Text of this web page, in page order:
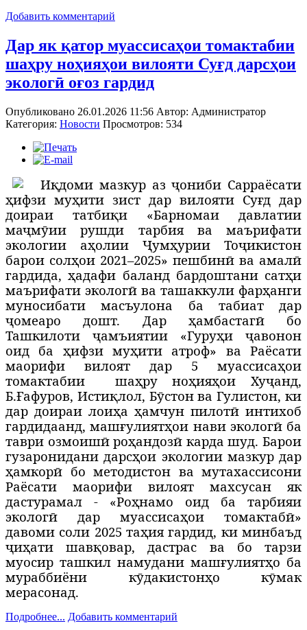
Добавить комментарий
Дар як қатор муассисаҳои томактабии
шаҳру ноҳияҳои вилояти Суғд дарсҳои
экологӣ оғоз гардид
Опубликовано 26.01.2026 11:56 Автор: Администратор
Категория: Новости Просмотров: 534
Иқдоми мазкур аз ҷониби Сарраёсати
ҳифзи муҳити зист дар вилояти Суғд дар
доираи татбиқи «Барномаи давлатии
маҷмӯии рушди тарбия ва маърифати
экологии аҳолии Ҷумҳурии Тоҷикистон
барои солҳои 2021–2025» пешбинӣ ва амалӣ
гардида, ҳадафи баланд бардоштани сатҳи
маърифати экологӣ ва ташаккули фарҳанги
муносибати масъулона ба табиат дар
ҷомеаро дошт. Дар ҳамбастагӣ бо
Ташкилоти ҷамъиятии «Гуруҳи ҷавонон
оид ба ҳифзи муҳити атроф» ва Раёсати
маорифи вилоят дар 5 муассисаҳои
томактабии
шаҳру ноҳияҳои Хуҷанд,
Б.Ғафуров, Истиқлол, Бӯстон ва Гулистон, ки
дар доираи лоиҳа ҳамчун пилотӣ интихоб
гардидаанд, машғулиятҳои нави экологӣ ба
таври озмоишӣ роҳандозӣ карда шуд. Барои
гузаронидани дарсҳои экологии мазкур дар
ҳамкорӣ бо методистон ва мутахассисони
Раёсати маорифи вилоят махсусан як
дастурамал - «Роҳнамо оид ба тарбияи
экологӣ дар муассисаҳои томактабӣ»
давоми соли 2025 таҳия гардид, ки минбаъд
ҷиҳати шавқовар, дастрас ва бо тарзи
муосир ташкил намудани машғулиятҳо ба
мураббиёни кӯдакистонҳо кӯмак
мерасонад.
Подробнее... Добавить комментарий